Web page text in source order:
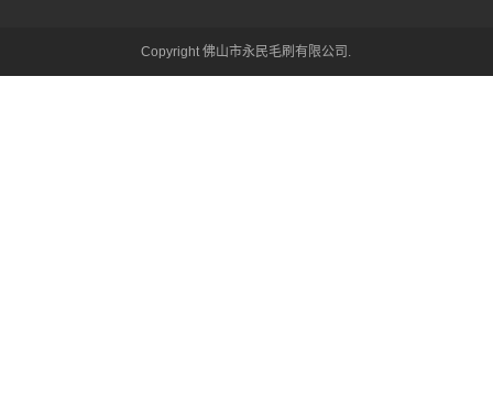
Copyright 佛山市永民毛刷有限公司.